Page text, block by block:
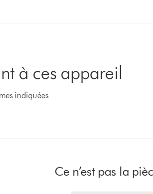
à ces appareil
indiquées
Ce n’est pas la